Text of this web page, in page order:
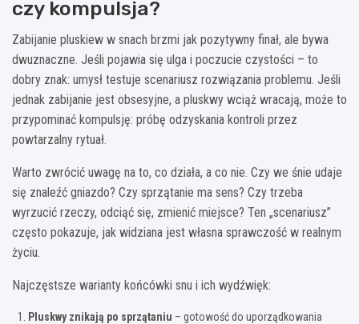
czy kompulsja?
Zabijanie pluskiew w snach brzmi jak pozytywny finał, ale bywa
dwuznaczne. Jeśli pojawia się ulga i poczucie czystości – to
dobry znak: umysł testuje scenariusz rozwiązania problemu. Jeśli
jednak zabijanie jest obsesyjne, a pluskwy wciąż wracają, może to
przypominać kompulsję: próbę odzyskania kontroli przez
powtarzalny rytuał.
Warto zwrócić uwagę na to, co działa, a co nie. Czy we śnie udaje
się znaleźć gniazdo? Czy sprzątanie ma sens? Czy trzeba
wyrzucić rzeczy, odciąć się, zmienić miejsce? Ten „scenariusz”
często pokazuje, jak widziana jest własna sprawczość w realnym
życiu.
Najczęstsze warianty końcówki snu i ich wydźwięk:
Pluskwy znikają po sprzątaniu – gotowość do uporządkowania